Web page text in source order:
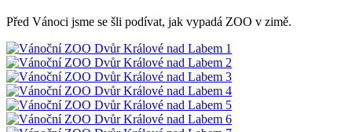
Před Vánoci jsme se šli podívat, jak vypadá ZOO v zimě.